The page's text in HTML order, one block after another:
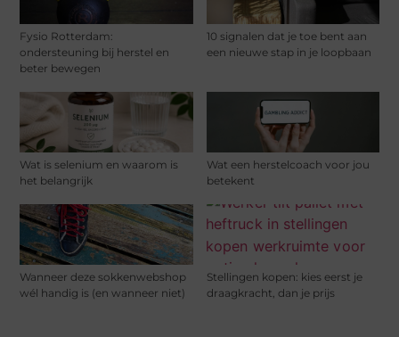
Fysio Rotterdam:
ondersteuning bij herstel en
beter bewegen
10 signalen dat je toe bent aan
een nieuwe stap in je loopbaan
Wat is selenium en waarom is
het belangrijk
Wat een herstelcoach voor jou
betekent
Wanneer deze sokkenwebshop
wél handig is (en wanneer niet)
Stellingen kopen: kies eerst je
draagkracht, dan je prijs